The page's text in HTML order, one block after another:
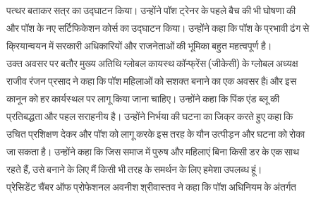
पत्थर बताकर सत्र का उद्घाटन किया। उन्होंने पॉश ट्रेनर के पहले बैच की भी घोषणा की
और पॉश के नए सर्टिफिकेशन कोर्स का उद्घाटन किया। उन्होंने कहा कि पॉश के प्रभावी ढंग से
क्रियान्वयन में सरकारी अधिकारियों और राजनेताओं की भूमिका बहुत महत्वपूर्ण है।
उक्त अवसर पर बतौर मुख्य अतिथि ग्लोबल कायस्थ कॉन्फ्रेंस (जीकेसी) के ग्लोबल अध्यक्ष
राजीव रंजन प्रसाद ने कहा कि पॉश महिलाओं को सशक्त बनाने का एक अवसर हैi और इस
कानून को हर कार्यस्थल पर लागू किया जाना चाहिए। उन्होंने कहा कि पिंक एंड ब्लू की
प्रतिबद्धता और पहल सराहनीय है। उन्होंने निर्भया की घटना का जिक्र करते हुए कहा कि
उचित प्रशिक्षण देकर और पॉश को लागू करके इस तरह के यौन उत्पीड़न और घटना को रोका
जा सकता है। उन्होंने कहा कि जिस समाज में पुरुष और महिलाएं बिना किसी डर के एक साथ
रहते हैं, उसे बनाने के लिए मैं किसी भी तरह के समर्थन के लिए हमेशा उपलब्ध हूं।
प्रेसिडेंट चैंबर ऑफ प्रोफेशनल अवनीश श्रीवास्तव ने कहा कि पॉश अधिनियम के अंतर्गत